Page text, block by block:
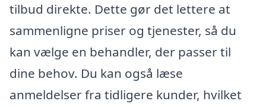
tilbud direkte. Dette gør det lettere at
sammenligne priser og tjenester, så du
kan vælge en behandler, der passer til
dine behov. Du kan også læse
anmeldelser fra tidligere kunder, hvilket